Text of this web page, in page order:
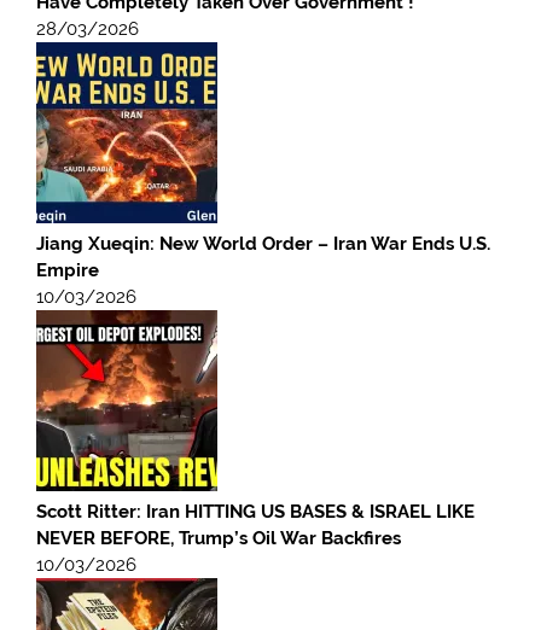
28/03/2026
Jiang Xueqin: New World Order – Iran War Ends U.S.
Empire
10/03/2026
Scott Ritter: Iran HITTING US BASES & ISRAEL LIKE
NEVER BEFORE, Trump’s Oil War Backfires
10/03/2026